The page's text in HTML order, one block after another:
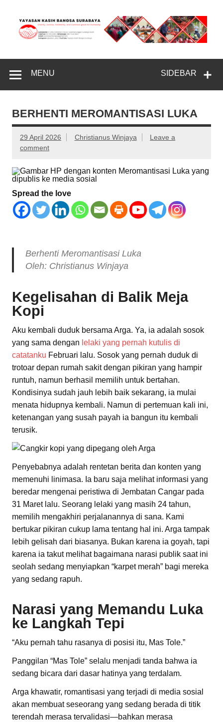
content
Kasih Bangsa
Humanity
SIDEBAR
MENU
BERHENTI MEROMANTISASI LUKA
29 April 2026 Christianus Winjaya
Leave a
comment
Spread the love
Berhenti Meromantisasi Luka
Oleh: Christianus Winjaya
Kegelisahan di Balik Meja
Kopi
Aku kembali duduk bersama Arga. Ya, ia adalah sosok
yang sama dengan lelaki yang pernah kutulis di
catatanku Februari lalu. Sosok yang pernah duduk di
trotoar depan rumah sakit dengan pikiran yang hampir
runtuh, namun berhasil memilih untuk bertahan.
Kondisinya sudah jauh lebih baik sekarang, ia mulai
menata hidupnya kembali. Namun di pertemuan kali ini,
ketenangan yang susah payah ia bangun itu kembali
terusik.
Penyebabnya adalah rentetan berita dan konten yang
memenuhi linimasa. Ia baru saja melihat informasi yang
beredar mengenai peristiwa di Jembatan Cangar pada
31 Maret lalu. Seorang lelaki yang masih 24 tahun,
memilih mengakhiri perjalanannya di sana. Kami
bertukar pikiran cukup lama tentang hal ini. Arga tampak
lebih gelisah dari biasanya. Bukan karena ia goyah, tapi
karena ia takut melihat bagaimana narasi publik saat ini
seolah sedang menyiapkan “karpet merah” bagi mereka
yang sedang rapuh.
Narasi yang Memandu Luka
ke Langkah Tepi
“Aku pernah tahu rasanya di posisi itu, Mas Tole.”
Panggilan “Mas Tole” selalu menjadi tanda bahwa ia
sedang bicara dari dasar hatinya yang terdalam.
Arga khawatir, romantisasi yang terjadi di media sosial
akan membuat seseorang yang sedang berada di titik
terendah merasa tervalidasi—bahkan merasa